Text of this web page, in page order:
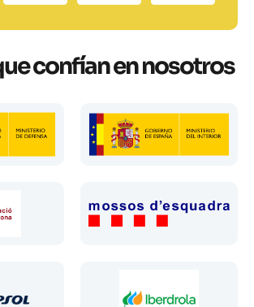
confían en nosotros